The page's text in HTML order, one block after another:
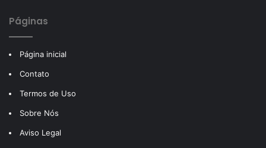
Páginas
Página inicial
Contato
Termos de Uso
Sobre Nós
Aviso Legal